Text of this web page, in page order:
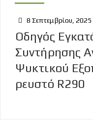
8 Σεπτεμβρίου, 2025
Οδηγός
Συντήρησης
Ψυκτικού
ρευστό R290